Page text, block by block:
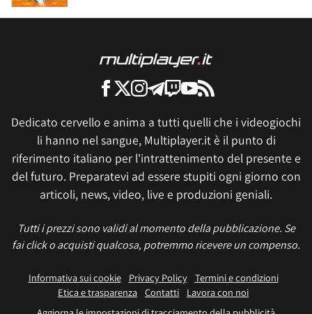
Dedicato cervello e anima a tutti quelli che i videogiochi
li hanno nel sangue, Multiplayer.it è il punto di
riferimento italiano per l'intrattenimento del presente e
del futuro. Preparatevi ad essere stupiti ogni giorno con
articoli, news, video, live e produzioni geniali.
Tutti i prezzi sono validi al momento della pubblicazione. Se
fai click o acquisti qualcosa, potremmo ricevere un compenso.
Informativa sui cookie Privacy Policy
Termini e condizioni
Etica e trasparenza Contatti
Lavora con noi